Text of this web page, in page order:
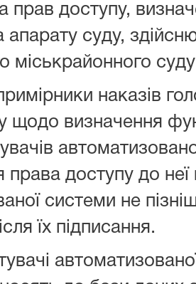
прав доступу,
апарату суду,
міськрайонного суду
наказів
щодо визначення
права доступу до
системи не
їх підписання.